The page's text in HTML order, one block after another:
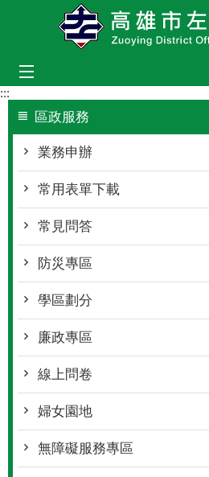
跳到主要內容區塊
:::
區政服務
業務申辦
常用表單下載
常見問答
防災專區
學區劃分
廉政專區
線上問卷
婦女園地
無障礙服務專區